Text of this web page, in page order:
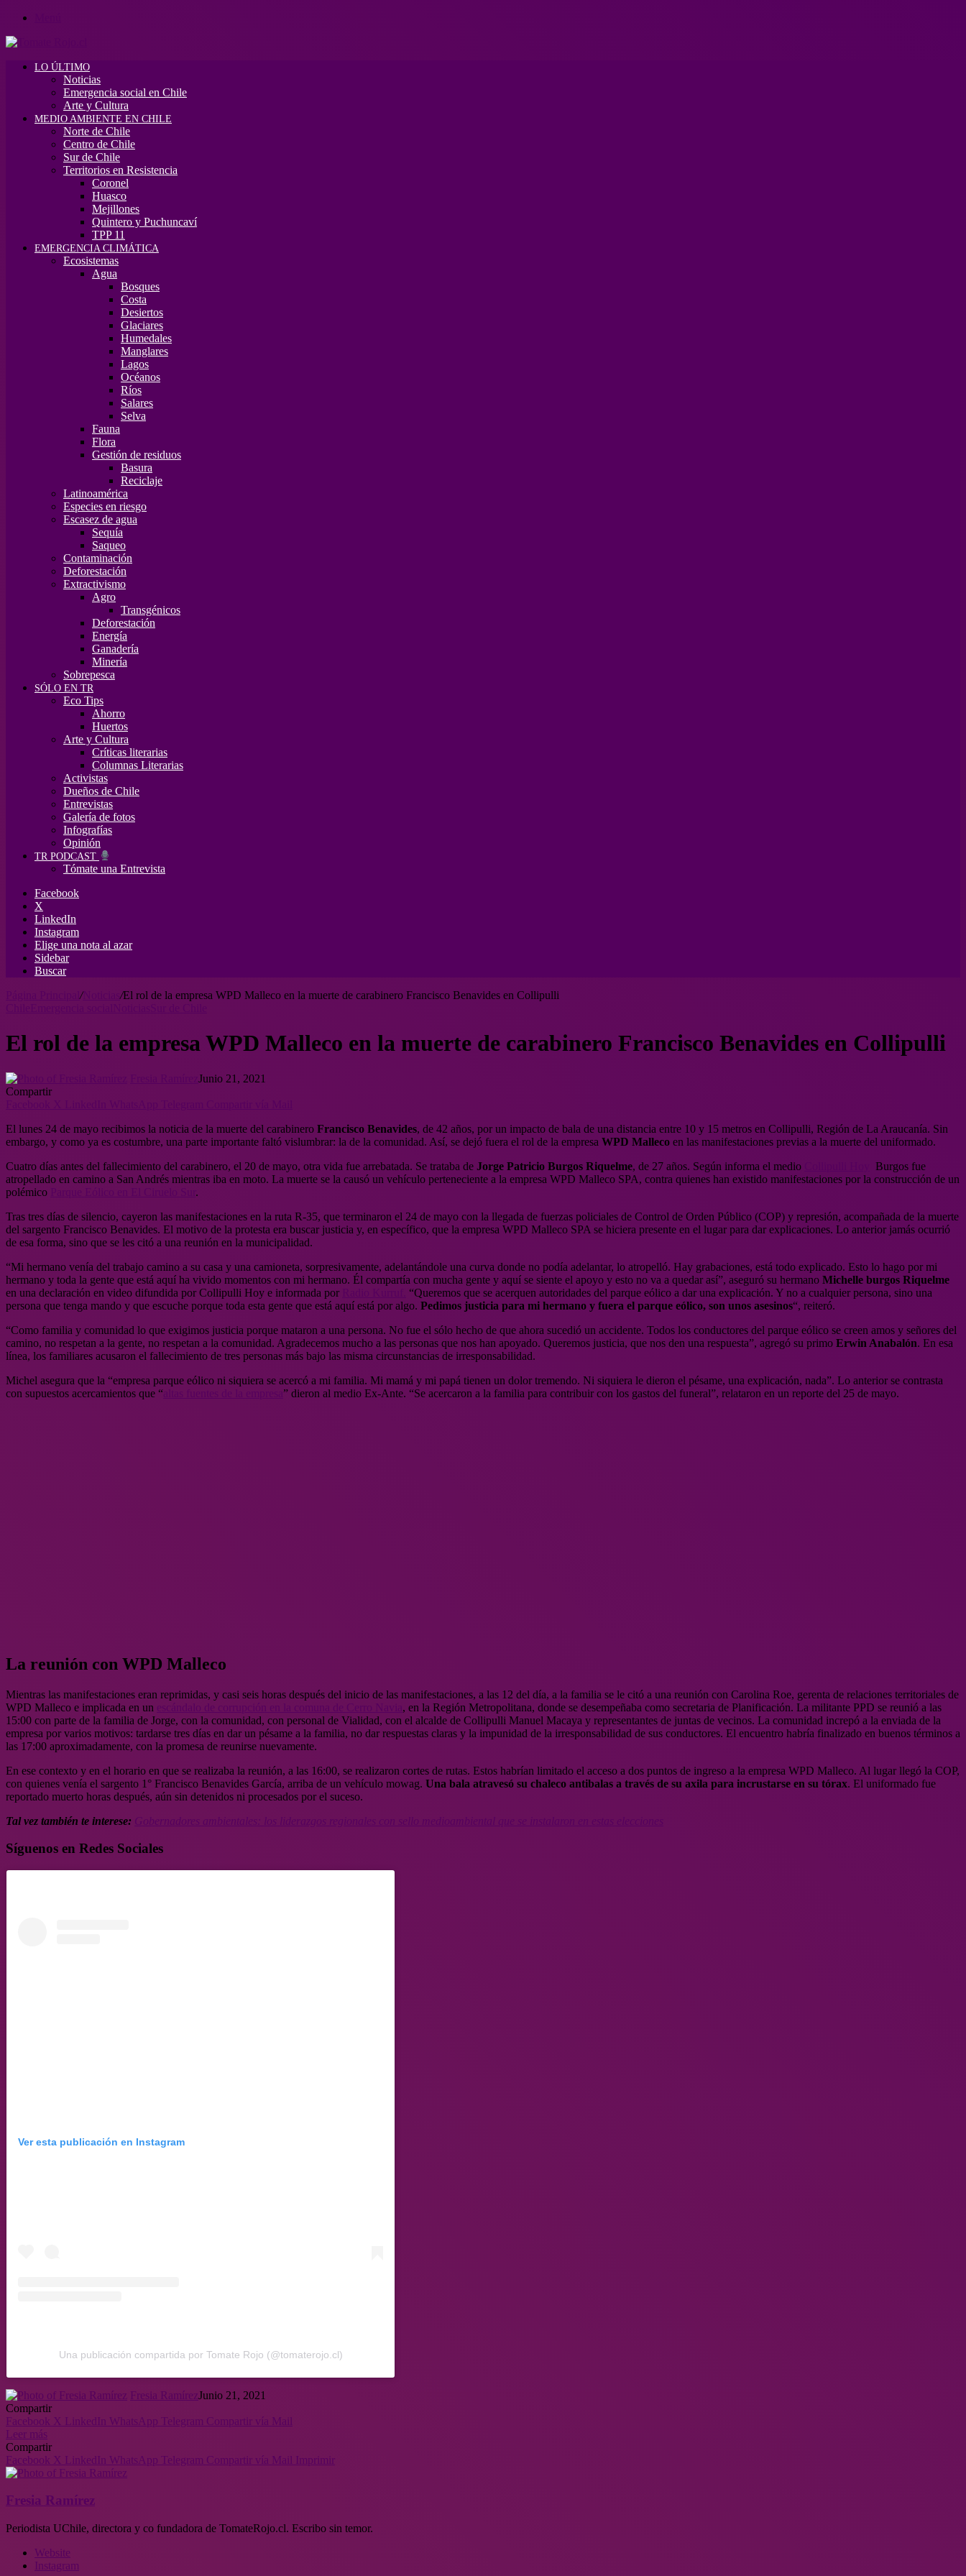
LO ÚLTIMO
Noticias
Emergencia social en Chile
Arte y Cultura
MEDIO AMBIENTE EN CHILE
Norte de Chile
Centro de Chile
Sur de Chile
Territorios en Resistencia
Coronel
Huasco
Mejillones
Quintero y Puchuncaví
TPP 11
EMERGENCIA CLIMÁTICA
Ecosistemas
Agua
Bosques
Costa
Desiertos
Glaciares
Humedales
Manglares
Lagos
Océanos
Ríos
Salares
Selva
Fauna
Flora
Gestión de residuos
Basura
Reciclaje
Latinoamérica
Especies en riesgo
Escasez de agua
Sequía
Saqueo
Contaminación
Deforestación
Extractivismo
Agro
Transgénicos
Deforestación
Energía
Ganadería
Minería
Sobrepesca
SÓLO EN TR
Eco Tips
Ahorro
Huertos
Arte y Cultura
Críticas literarias
Columnas Literarias
Activistas
Dueños de Chile
Entrevistas
Galería de fotos
Infografías
Opinión
TR PODCAST
Tómate una Entrevista
Facebook
X
LinkedIn
Instagram
Elige una nota al azar
Sidebar
Buscar
/Noticias /El rol de la empresa WPD Malleco en la muerte de carabinero Francisco Benavides en Collipulli
El rol de la empresa WPD Malleco en la muerte de carabinero Francisco Benavides en Collipulli
Junio 21, 2021
Compartir
El lunes 24 de mayo recibimos la noticia de la muerte del carabinero Francisco Benavides, de 42 años, por un impacto de bala de una distancia entre 10 y 15 metros en Collipulli, Región de La Araucanía. Sin
embargo, y como ya es costumbre, una parte importante faltó vislumbrar: la de la comunidad. Así, se dejó fuera el rol de la empresa WPD Malleco en las manifestaciones previas a la muerte del uniformado.
Cuatro días antes del fallecimiento del carabinero, el 20 de mayo, otra vida fue arrebatada. Se trataba de Jorge Patricio Burgos Riquelme, de 27 años. Según informa el medio
Burgos fue
atropellado en camino a San Andrés mientras iba en moto. La muerte se la causó un vehículo perteneciente a la empresa WPD Malleco SPA, contra quienes han existido manifestaciones por la construcción de un
polémico
.
Tras tres días de silencio, cayeron las manifestaciones en la ruta R-35, que terminaron el 24 de mayo con la llegada de fuerzas policiales de Control de Orden Público (COP) y represión, acompañada de la muerte
del sargento Francisco Benavides. El motivo de la protesta era buscar justicia y, en específico, que la empresa WPD Malleco SPA se hiciera presente en el lugar para dar explicaciones. Lo anterior jamás ocurrió
de esa forma, sino que se les citó a una reunión en la municipalidad.
“Mi hermano venía del trabajo camino a su casa y una camioneta, sorpresivamente, adelantándole una curva donde no podía adelantar, lo atropelló. Hay grabaciones, está todo explicado. Esto lo hago por mi
hermano y toda la gente que está aquí ha vivido momentos con mi hermano. Él compartía con mucha gente y aquí se siente el apoyo y esto no va a quedar así”, aseguró su hermano Michelle burgos Riquelme
en una declaración en video difundida por Collipulli Hoy e informada por
“Queremos que se acerquen autoridades del parque eólico a dar una explicación. Y no a cualquier persona, sino una
persona que tenga mando y que escuche porque toda esta gente que está aquí está por algo. Pedimos justicia para mi hermano y fuera el parque eólico, son unos asesinos“, reiteró.
“Como familia y comunidad lo que exigimos justicia porque mataron a una persona. No fue el sólo hecho de que ahora sucedió un accidente. Todos los conductores del parque eólico se creen amos y señores del
camino, no respetan a la gente, no respetan a la comunidad. Agradecemos mucho a las personas que nos han apoyado. Queremos justicia, que nos den una respuesta”, agregó su primo Erwin Anabalón. En esa
línea, los familiares acusaron el fallecimiento de tres personas más bajo las misma circunstancias de irresponsabilidad.
Michel asegura que la “empresa parque eólico ni siquiera se acercó a mi familia. Mi mamá y mi papá tienen un dolor tremendo. Ni siquiera le dieron el pésame, una explicación, nada”. Lo anterior se contrasta
con supuestos acercamientos que “
” dieron al medio Ex-Ante. “Se acercaron a la familia para contribuir con los gastos del funeral”, relataron en un reporte del 25 de mayo.
La reunión con WPD Malleco
Mientras las manifestaciones eran reprimidas, y casi seis horas después del inicio de las manifestaciones, a las 12 del día, a la familia se le citó a una reunión con Carolina Roe, gerenta de relaciones territoriales de
WPD Malleco e implicada en un
, en la Región Metropolitana, donde se desempeñaba como secretaria de Planificación. La militante PPD se reunió a las
15:00 con parte de la familia de Jorge, con la comunidad, con personal de Vialidad, con el alcalde de Collipulli Manuel Macaya y representantes de juntas de vecinos. La comunidad increpó a la enviada de la
empresa por varios motivos: tardarse tres días en dar un pésame a la familia, no dar respuestas claras y la impunidad de la irresponsabilidad de sus conductores. El encuentro habría finalizado en buenos términos a
las 17:00 aproximadamente, con la promesa de reunirse nuevamente.
En ese contexto y en el horario en que se realizaba la reunión, a las 16:00, se realizaron cortes de rutas. Estos habrían limitado el acceso a dos puntos de ingreso a la empresa WPD Malleco. Al lugar llegó la COP,
con quienes venía el sargento 1° Francisco Benavides García, arriba de un vehículo mowag. Una bala atravesó su chaleco antibalas a través de su axila para incrustarse en su tórax. El uniformado fue
reportado muerto horas después, aún sin detenidos ni procesados por el suceso.
Tal vez también te interese:
Síguenos en Redes Sociales
Ver esta publicación en Instagram
Una publicación compartida por Tomate Rojo (@tomaterojo.cl)
Fresia RamírezJunio 21, 2021
Compartir
Facebook X LinkedIn WhatsApp Telegram Compartir vía Mail
Leer más
Compartir
Facebook X LinkedIn WhatsApp Telegram Compartir vía Mail Imprimir
Fresia Ramírez
Periodista UChile, directora y co fundadora de TomateRojo.cl. Escribo sin temor.
Website
Instagram